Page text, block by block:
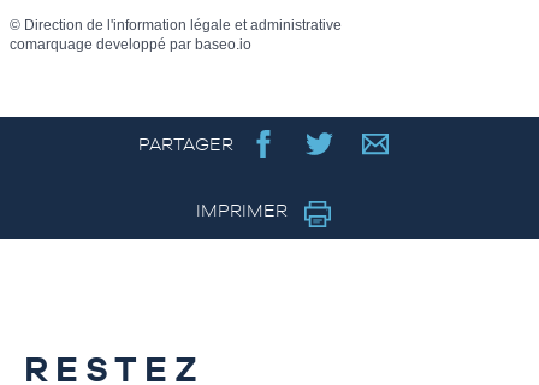
© Direction de l'information légale et administrative
comarquage developpé par baseo.io
PARTAGER
IMPRIMER
RESTEZ